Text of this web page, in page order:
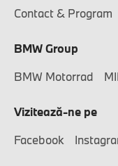
Contact & Program
BMW Group
BMW Motorrad
Vizitează-ne pe
Facebook